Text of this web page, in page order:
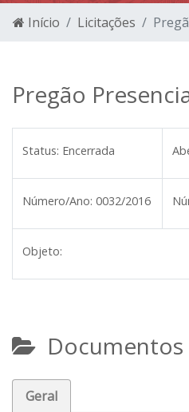
Início Licitações
Pregão
Status: Encerrada
Número/Ano: 0032/2016
Objeto:
Documentos
Geral